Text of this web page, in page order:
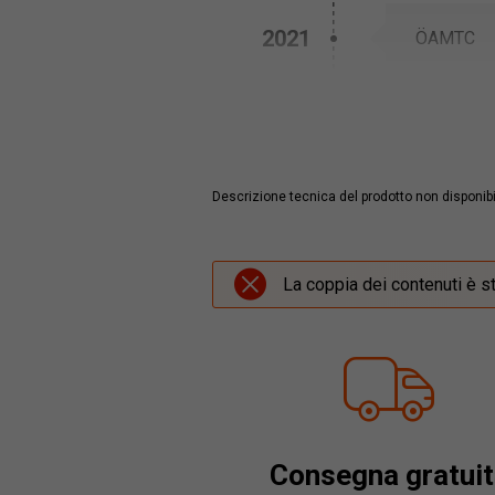
2021 ÖAMTC
ÖAMTC
Auto Bild
Auto,
Auto Bild
Descrizione tecnica del prodotto non
La coppia dei contenuti è
Consegna